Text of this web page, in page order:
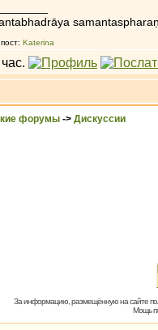
Katerina
форумы -> Дискуссии
За информацию, размещённую на сайте
Мощь